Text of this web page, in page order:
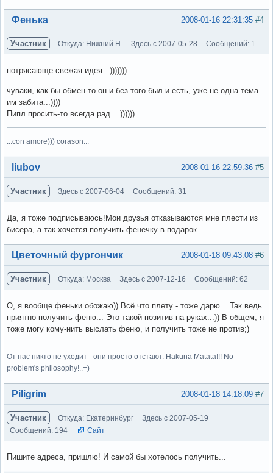
Вне форума #4
2008-01-16 22:31:35
Фенька
Участник Откуда: Нижний Н. Здесь с 2007-05-28 Сообщений: 1
потрясающе свежая идея...)))))))
чуваки, как бы обмен-то он и без того был и есть, уже не одна тема
им забита...))))
Пипл просить-то всегда рад... ))))))
...con amore))) corason...
Вне форума #5
2008-01-16 22:59:36
liubov
Участник Здесь с 2007-06-04 Сообщений: 31
Да, я тоже подписываюсь!Мои друзья отказываются мне плести из
бисера, а так хочется получить фенечку в подарок...
Вне форума #6
2008-01-18 09:43:08
Цветочный фургончик
Участник Откуда: Москва Здесь с 2007-12-16 Сообщений: 62
О, я вообще феньки обожаю)) Всё что плету - тоже дарю... Так ведь
приятно получить феню... Это такой позитив на руках...)) В общем, я
тоже могу кому-нить выслать феню, и получить тоже не против;)
От нас никто не уходит - они просто отстают. Hakuna Matata!!! No
problem's philosophy!..=)
Вне форума #7
2008-01-18 14:18:09
Piligrim
Участник Откуда: Екатеринбург
Здесь с 2007-05-19
Сообщений: 194
Сайт
Пишите адреса, пришлю! И самой бы хотелось получить...